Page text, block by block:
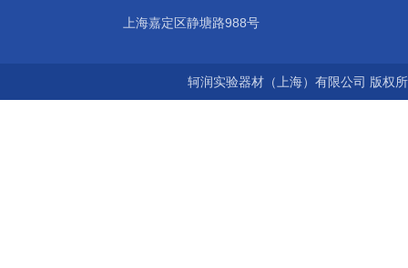
上海嘉定区静塘路988号
轲润实验器材（上海）有限公司 版权